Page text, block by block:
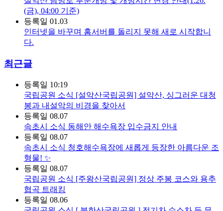
(금), 04:00 기준)
등록일 01.03
인터넷을 바꾸며 홈서버를 돌리지 못해 새로 시작합니
다.
최근글
등록일 10:19
국립공원 소식 [설악산국립공원] 설악산, 싱그러운 대청
봉과 내설악의 비경을 찾아서
등록일 08.07
속초시 소식 동해안 해수욕장 입수금지 안내
등록일 08.07
속초시 소식 청호해수욕장에 새롭게 등장한 아름다운 조
형물! ✨
등록일 08.07
국립공원 소식 [주왕산국립공원] 정상 주봉 코스와 용추
협곡 트래킹
등록일 08.06